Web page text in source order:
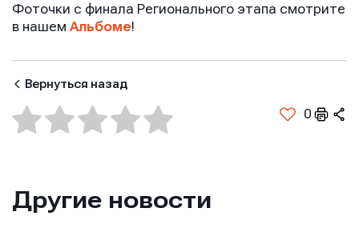
Фоточки с финала Регионального этапа смотрите
в нашем Альбоме!
Вернуться назад
0
Другие новости